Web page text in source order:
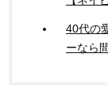
40代の
ーなら